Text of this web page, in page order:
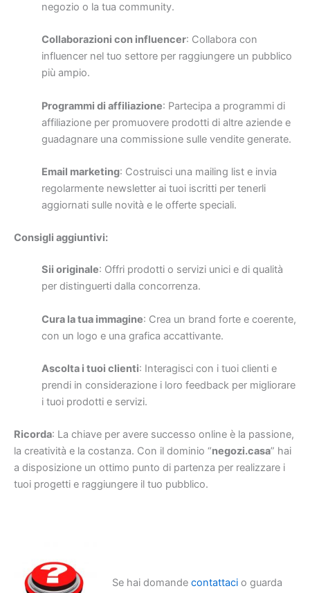
negozio o la tua community.
Collaborazioni con influencer: Collabora con
influencer nel tuo settore per raggiungere un pubblico
più ampio.
Programmi di affiliazione: Partecipa a programmi di
affiliazione per promuovere prodotti di altre aziende e
guadagnare una commissione sulle vendite generate.
Email marketing: Costruisci una mailing list e invia
regolarmente newsletter ai tuoi iscritti per tenerli
aggiornati sulle novità e le offerte speciali.
Consigli aggiuntivi:
Sii originale: Offri prodotti o servizi unici e di qualità
per distinguerti dalla concorrenza.
Cura la tua immagine: Crea un brand forte e coerente,
con un logo e una grafica accattivante.
Ascolta i tuoi clienti: Interagisci con i tuoi clienti e
prendi in considerazione i loro feedback per migliorare
i tuoi prodotti e servizi.
Ricorda: La chiave per avere successo online è la passione,
la creatività e la costanza. Con il dominio “negozi.casa” hai
a disposizione un ottimo punto di partenza per realizzare i
tuoi progetti e raggiungere il tuo pubblico.
Se hai domande contattacio guarda